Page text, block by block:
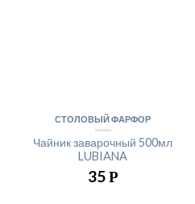
СТОЛОВЫЙ ФАРФОР
Чайник заварочный 500мл
LUBIANA
35Р